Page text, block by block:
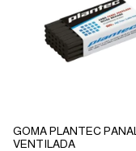
GOMA PLANTEC PANAL
VENTILADA